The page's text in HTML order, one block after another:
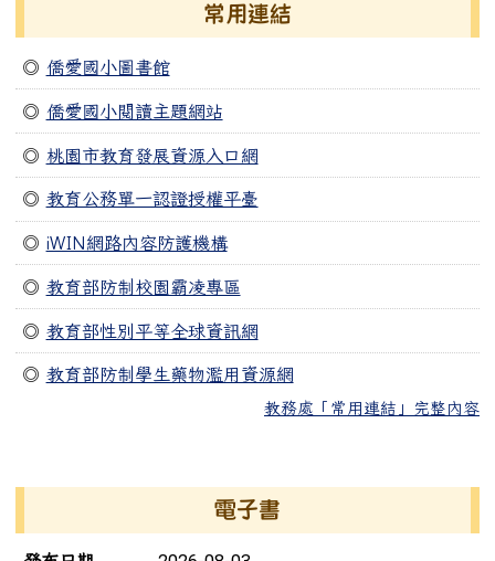
常用連結
◎ 僑愛國小圖書館
◎ 僑愛國小閱讀主題網站
◎ 桃園市教育發展資源入口網
◎ 教育公務單一認證授權平臺
◎ iWIN網路內容防護機構
◎ 教育部防制校園霸凌專區
◎ 教育部性別平等全球資訊網
◎ 教育部防制學生藥物濫用資源網
教務處「常用連結」完整內容
電子書
電子書列表